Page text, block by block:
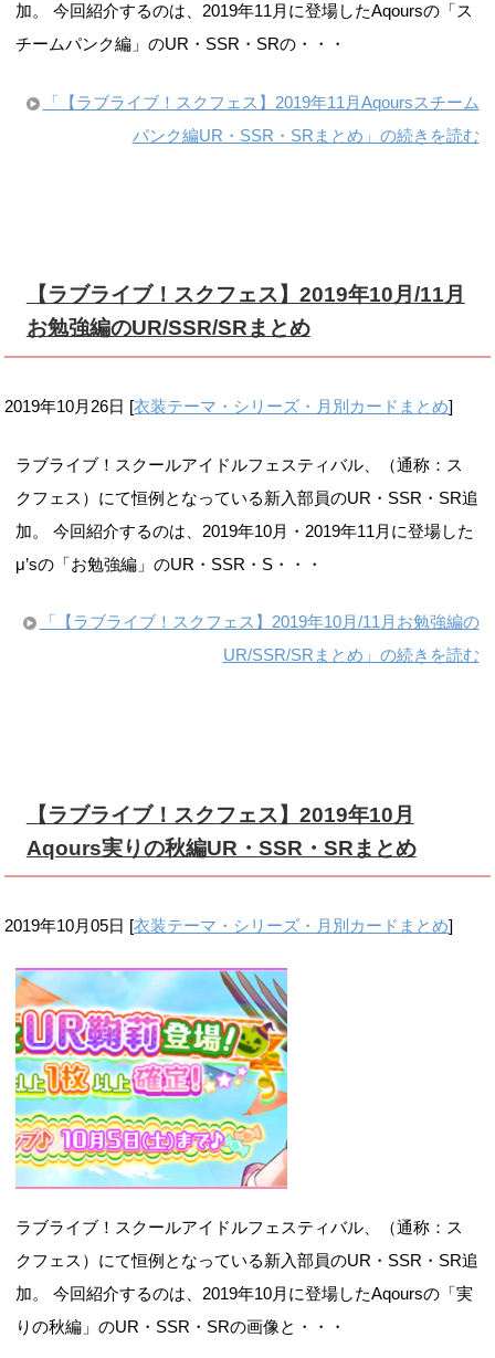
加。 今回紹介するのは、2019年11月に登場したAqoursの「ス
チームパンク編」のUR・SSR・SRの・・・
「【ラブライブ！スクフェス】2019年11月Aqoursスチーム
パンク編UR・SSR・SRまとめ」の続きを読む
【ラブライブ！スクフェス】2019年10月/11月
お勉強編のUR/SSR/SRまとめ
2019年10月26日 [衣装テーマ・シリーズ・月別カードまとめ]
ラブライブ！スクールアイドルフェスティバル、（通称：ス
クフェス）にて恒例となっている新入部員のUR・SSR・SR追
加。 今回紹介するのは、2019年10月・2019年11月に登場した
μ’sの「お勉強編」のUR・SSR・S・・・
「【ラブライブ！スクフェス】2019年10月/11月お勉強編の
UR/SSR/SRまとめ」の続きを読む
【ラブライブ！スクフェス】2019年10月
Aqours実りの秋編UR・SSR・SRまとめ
2019年10月05日 [衣装テーマ・シリーズ・月別カードまとめ]
ラブライブ！スクールアイドルフェスティバル、（通称：ス
クフェス）にて恒例となっている新入部員のUR・SSR・SR追
加。 今回紹介するのは、2019年10月に登場したAqoursの「実
りの秋編」のUR・SSR・SRの画像と・・・